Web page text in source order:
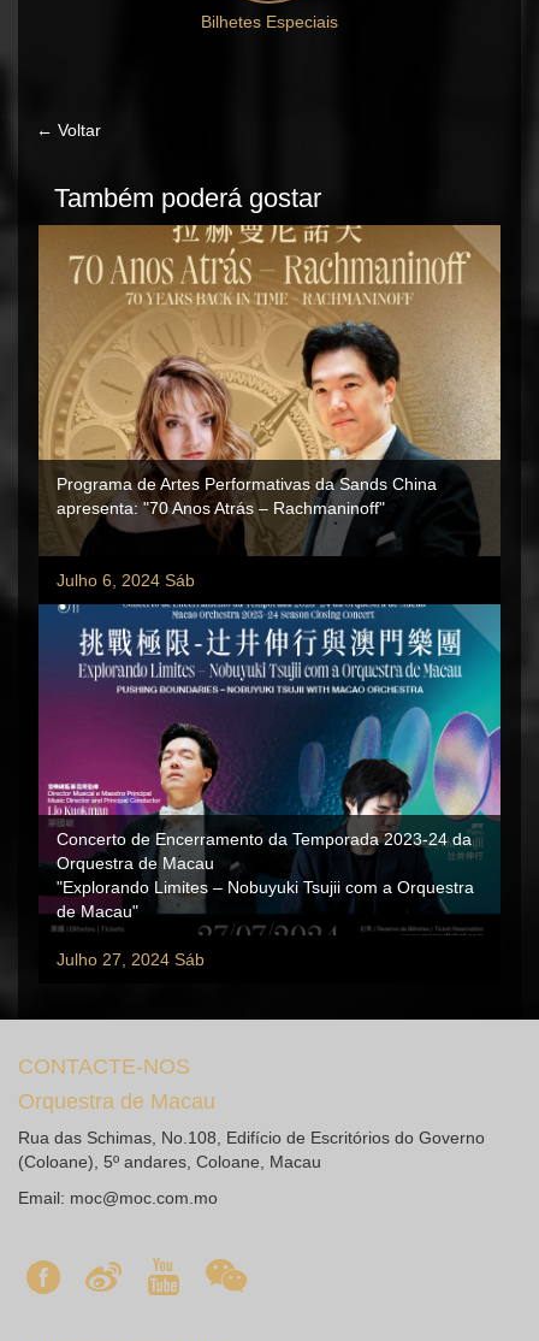
Bilhetes Especiais
← Voltar
Também poderá gostar
Programa de Artes Performativas da Sands China
apresenta: "70 Anos Atrás – Rachmaninoff"
Julho 6, 2024 Sáb
Concerto de Encerramento da Temporada 2023-24 da
Orquestra de Macau
"Explorando Limites – Nobuyuki Tsujii com a Orquestra
de Macau"
Julho 27, 2024 Sáb
CONTACTE-NOS
Orquestra de Macau
Rua das Schimas, No.108, Edifício de Escritórios do Governo
(Coloane), 5º andares, Coloane, Macau
Email: moc@moc.com.mo